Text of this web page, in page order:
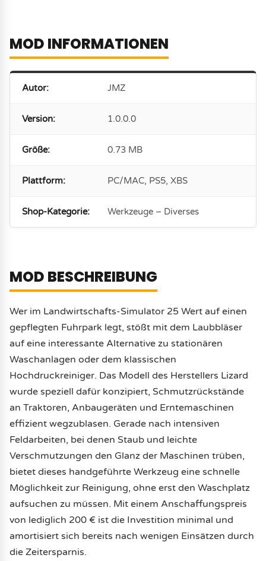
MOD INFORMATIONEN
Autor: JMZ
Version: 1.0.0.0
Größe: 0.73 MB
Plattform: PC/MAC, PS5, XBS
Shop-Kategorie: Werkzeuge – Diverses
MOD BESCHREIBUNG
Wer im Landwirtschafts-Simulator 25 Wert auf einen
gepflegten Fuhrpark legt, stößt mit dem Laubbläser
auf eine interessante Alternative zu stationären
Waschanlagen oder dem klassischen
Hochdruckreiniger. Das Modell des Herstellers Lizard
wurde speziell dafür konzipiert, Schmutzrückstände
an Traktoren, Anbaugeräten und Erntemaschinen
effizient wegzublasen. Gerade nach intensiven
Feldarbeiten, bei denen Staub und leichte
Verschmutzungen den Glanz der Maschinen trüben,
bietet dieses handgeführte Werkzeug eine schnelle
Möglichkeit zur Reinigung, ohne erst den Waschplatz
aufsuchen zu müssen. Mit einem Anschaffungspreis
von lediglich 200 € ist die Investition minimal und
amortisiert sich bereits nach wenigen Einsätzen durch
die Zeitersparnis.